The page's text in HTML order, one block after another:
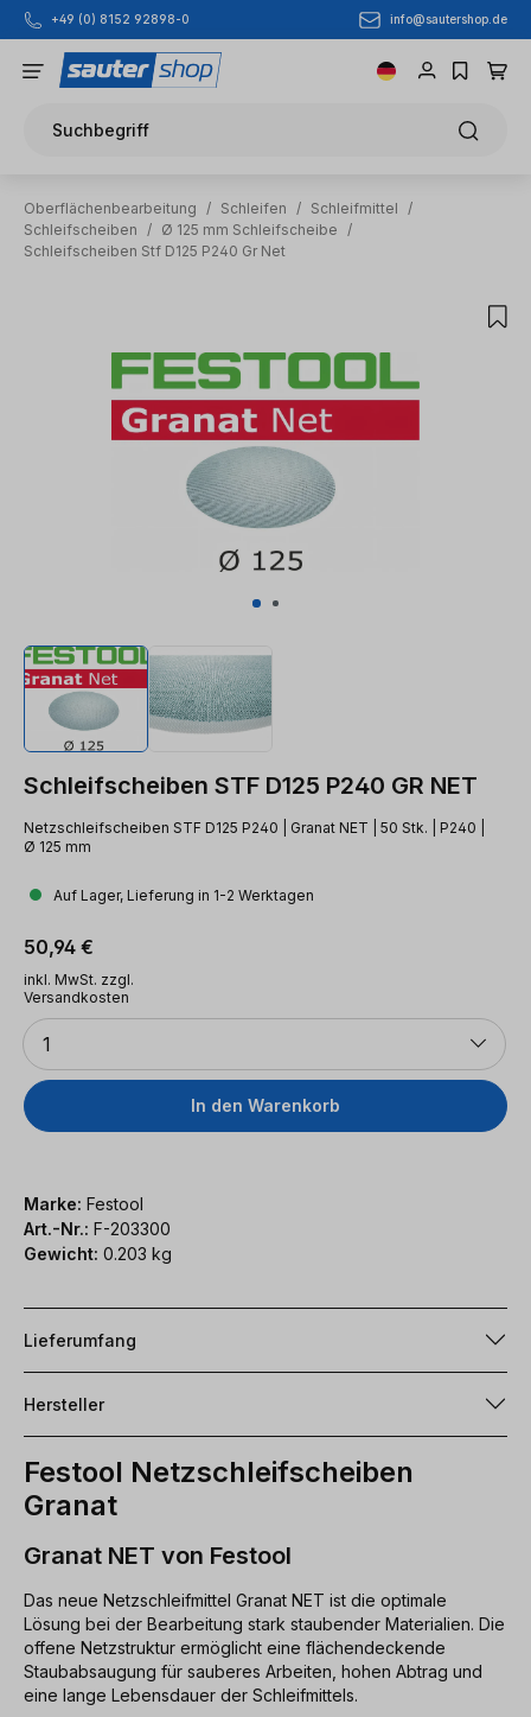
Zum Hauptinhalt springen
+49 (0) 8152 92898-0 info@sautershop.de
Suchbegriff
Oberflächenbearbeitung / Schleifen / Schleifmittel
/
Schleifscheiben
/ Ø 125 mm Schleifscheibe
/
Schleifscheiben Stf D125 P240 Gr Net
Schleifscheiben STF D125 P240 GR NET
Netzschleifscheiben STF D125 P240 | Granat NET | 50 Stk. | P240 |
Ø 125 mm
Auf Lager, Lieferung in 1-2 Werktagen
Regulärer Preis:
50,94 €
inkl. MwSt. zzgl.
Versandkosten
Anzahl
1
In den Warenkorb
Marke: Festool
Art.-Nr.: F-203300
Gewicht: 0.203 kg
Lieferumfang
Hersteller
Festool Netzschleifscheiben
Granat
Granat NET von Festool
Das neue Netzschleifmittel Granat NET ist die optimale
Lösung bei der Bearbeitung stark staubender Materialien. Die
offene Netzstruktur ermöglicht eine flächendeckende
Staubabsaugung für sauberes Arbeiten, hohen Abtrag und
eine lange Lebensdauer der Schleifmittels.